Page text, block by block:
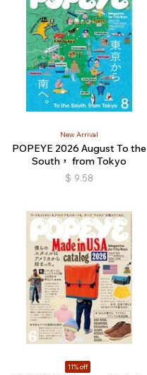
New Arrival
POPEYE 2026 August To the
South， from Tokyo
$ 9.58
11% off